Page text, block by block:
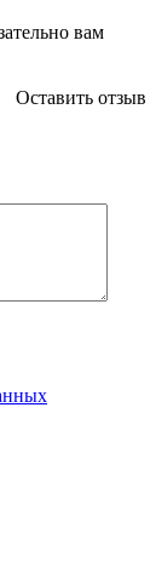
вам
Оставить отзыв